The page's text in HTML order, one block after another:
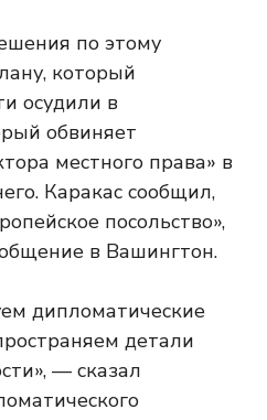
по этому
который
осудили в
обвиняет
местного права» в
Каракас сообщил,
посольство»,
в Вашингтон.
дипломатические
детали
— сказал